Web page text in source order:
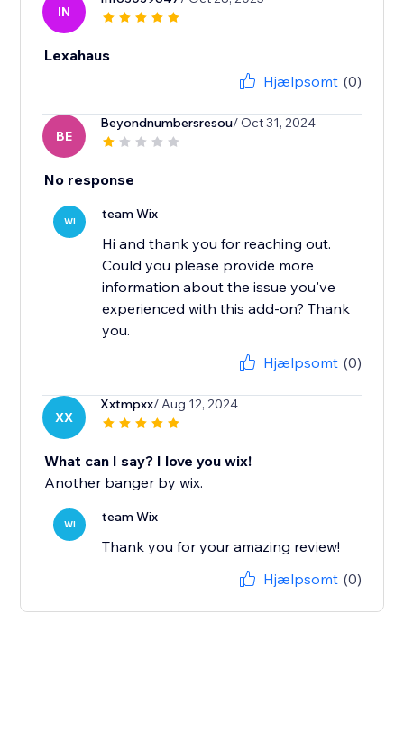
IN
Lexahaus
Hjælpsomt (0)
BE
Beyondnumbersresou/ Oct 31, 2024
No response
WI team Wix
Hi and thank you for reaching out.
Could you please provide more
information about the issue you've
experienced with this add-on? Thank
you.
Hjælpsomt (0)
XX
Xxtmpxx/ Aug 12, 2024
What can I say? I love you wix!
Another banger by wix.
WI team Wix
Thank you for your amazing review!
Hjælpsomt (0)